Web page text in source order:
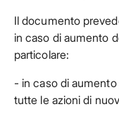
Il documento
in caso di aumento
particolare:
- in caso di
tutte le azioni di